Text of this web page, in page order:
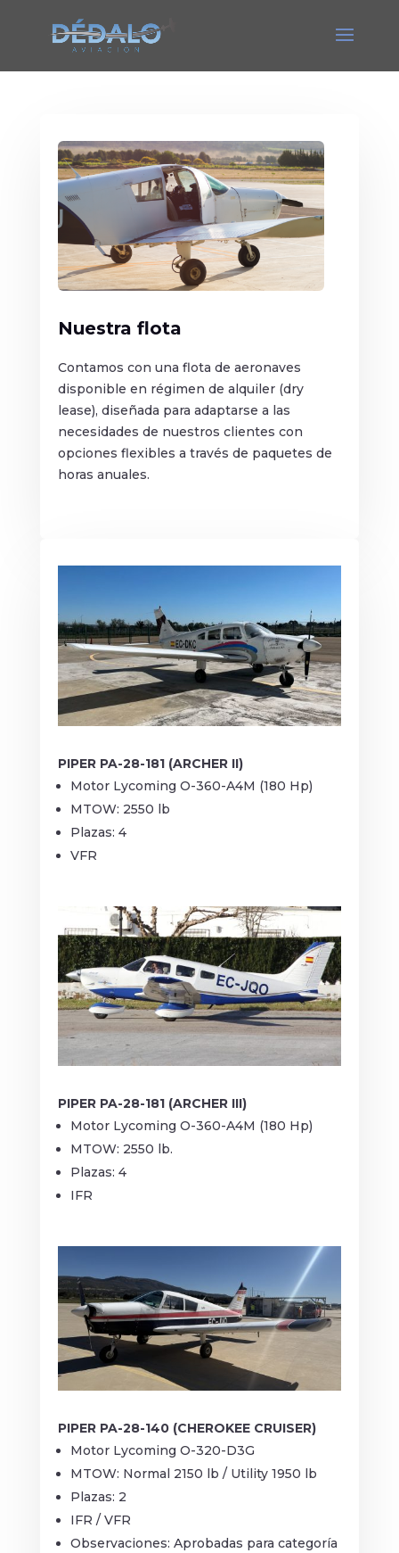
Nuestra flota
Contamos con una flota de aeronaves
disponible en régimen de alquiler (dry
lease), diseñada para adaptarse a las
necesidades de nuestros clientes con
opciones flexibles a través de paquetes de
horas anuales.
PIPER PA-28-181 (ARCHER II)
Motor Lycoming O-360-A4M (180 Hp)
MTOW: 2550 lb
Plazas: 4
VFR
PIPER PA-28-181 (ARCHER III)
Motor Lycoming O-360-A4M (180 Hp)
MTOW: 2550 lb.
Plazas: 4
IFR
PIPER PA-28-140 (CHEROKEE CRUISER)
Motor Lycoming O-320-D3G
MTOW: Normal 2150 lb / Utility 1950 lb
Plazas: 2
IFR / VFR
Observaciones: Aprobadas para categoría